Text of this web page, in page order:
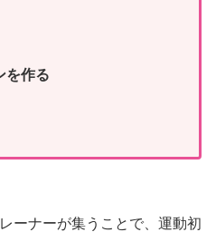
を作る
ーナーが集うことで、運動初